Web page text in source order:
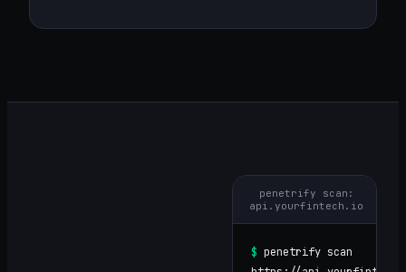
penetrify scan:
api.yourfintech.io
$ penetrify scan